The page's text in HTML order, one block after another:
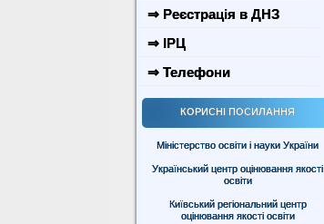
⇒ Реєстрація в ДНЗ
⇒ ІРЦ
⇒ Телефони
КОРИСНІ ПОСИЛАННЯ
Міністерство освіти і науки України
Український центр оцінювання якості
освіти
Київський регіональний центр
оцінювання якості освіти